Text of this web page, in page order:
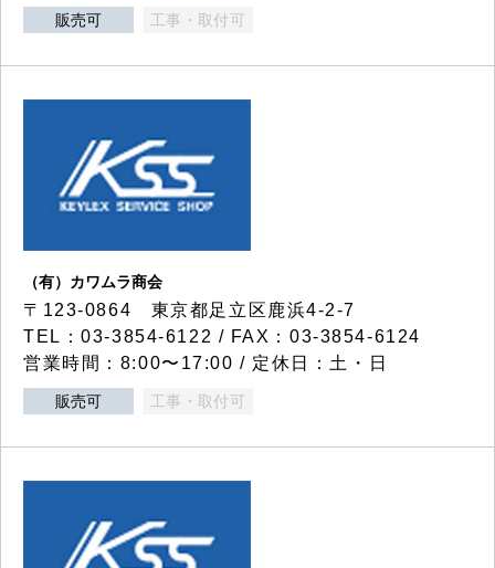
販売可 工事・取付可
（有）カワムラ商会
〒123-0864 東京都足立区鹿浜4-2-7
TEL：03-3854-6122 / FAX：03-3854-6124
営業時間：8:00〜17:00 / 定休日：土・日
販売可 工事・取付可